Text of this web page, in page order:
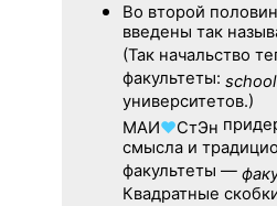
Во второй
введены так
(Так начальство
факультеты:
университетов.)
МАИ♥СтЭн
смысла и
факультеты —
Квадратные